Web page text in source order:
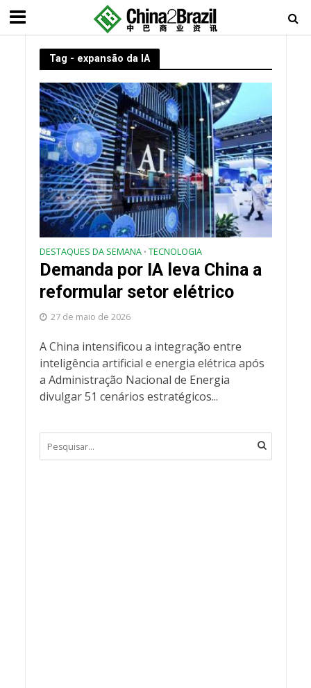
Tag - expansão da IA
DESTAQUES DA SEMANA • TECNOLOGIA
Demanda por IA leva China a
reformular setor elétrico
27 de maio de 2026
A China intensificou a integração entre
inteligência artificial e energia elétrica após
a Administração Nacional de Energia
divulgar 51 cenários estratégicos...